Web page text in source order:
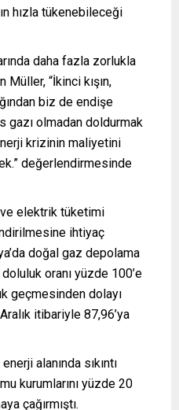
hızla tükenebileceği
daha fazla zorlukla
“İkinci kışın,
biz de endişe
gazı olmadan doldurmak
krizinin maliyetini
değerlendirmesinde
ve elektrik tüketimi
ihtiyaç
doğal gaz depolama
oranı yüzde 100’e
geçmesinden dolayı
itibariyle 87,96’ya
alanında sıkıntı
kurumlarını yüzde 20
çağırmıştı.